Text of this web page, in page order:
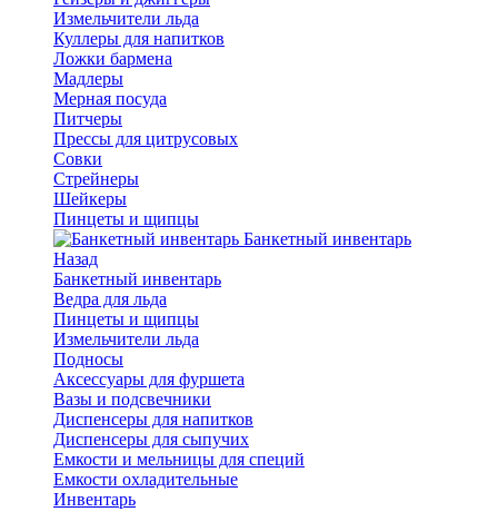
Измельчители льда
Куллеры для напитков
Ложки бармена
Мадлеры
Мерная посуда
Питчеры
Прессы для цитрусовых
Совки
Стрейнеры
Шейкеры
Пинцеты и щипцы
Банкетный инвентарь
Назад
Банкетный инвентарь
Ведра для льда
Пинцеты и щипцы
Измельчители льда
Подносы
Аксессуары для фуршета
Вазы и подсвечники
Диспенсеры для напитков
Диспенсеры для сыпучих
Емкости и мельницы для специй
Емкости охладительные
Инвентарь